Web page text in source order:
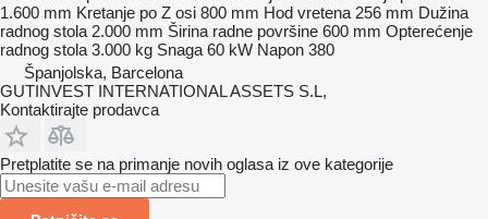
1.600 mm Kretanje po Z osi 800 mm Hod vretena 256 mm Dužina
radnog stola 2.000 mm Širina radne površine 600 mm Opterećenje
radnog stola 3.000 kg Snaga 60 kW Napon 380
Španjolska, Barcelona
GUTINVEST INTERNATIONAL ASSETS S.L,
Kontaktirajte prodavca
Pretplatite se na primanje novih oglasa iz ove kategorije